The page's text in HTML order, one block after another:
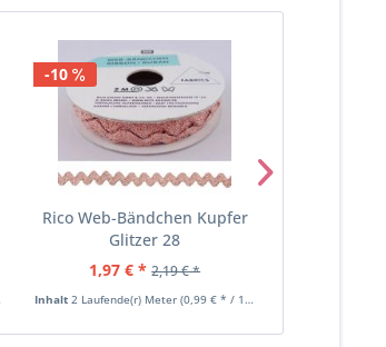
-10
Rico Web-Bändchen Kupfer
Glitzer 28
1,97 € * 2,19 € *
Inhalt 2 Laufende(r) Meter(0,99 € * / 1 Laufende(r) Meter)